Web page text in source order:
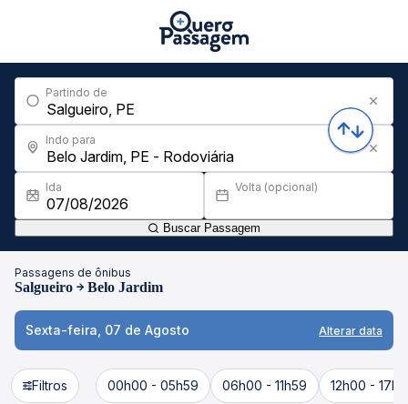
Partindo de
Indo para
Ida Volta (opcional)
Buscar Passagem
Passagens de ônibus
Salgueiro Belo Jardim
Sexta-feira, 07 de Agosto Alterar data
Filtros 00h00 - 05h59 06h00 - 11h59 12h00 -